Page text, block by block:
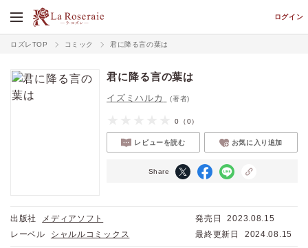
ログイン
ロズレTOP コミック 君に降る言の葉は
君に降る言の葉は
イズミハルカ (著者)
0 （0）
レビューを読む お気に入り追加
Share
出版社
メディアソフト
レーベル
シャルルコミックス
発売日
2023.08.15
最終更新日
2024.08.15